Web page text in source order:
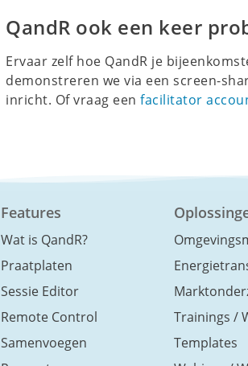
QandR ook een keer
Ervaar zelf hoe QandR je
demonstreren we via een screen-
inricht. Of vraag een facilitator
Features
Wat is QandR?
Praatplaten
Sessie Editor
Remote Control
Samenvoegen
Trainings /
Templates